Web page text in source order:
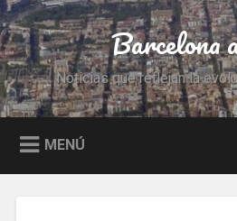
Saltar
al
contenido
Buscar Barcelona
Noticias que reflejan la
MENÚ